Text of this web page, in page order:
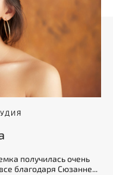
получилась очень
благодаря Сюзанне...